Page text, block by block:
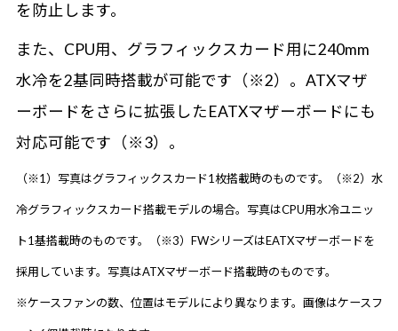
を防止します。
また、CPU用、グラフィックスカード用に240mm
水冷を2基同時搭載が可能です（※2）。ATXマザ
ーボードをさらに拡張したEATXマザーボードにも
対応可能です（※3）。
（※1）写真はグラフィックスカード1枚搭載時のものです。（※2）水
冷グラフィックスカード搭載モデルの場合。写真はCPU用水冷ユニッ
ト1基搭載時のものです。（※3）FWシリーズはEATXマザーボードを
採用しています。写真はATXマザーボード搭載時のものです。
※ケースファンの数、位置はモデルにより異なります。画像はケースフ